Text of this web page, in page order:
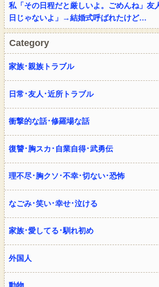
私「その日程だと厳しいよ。ごめんね」友
日じゃないよ」→結婚式呼ばれたけど…
Category
家族･親族トラブル
日常･友人･近所トラブル
衝撃的な話･修羅場な話
復讐･胸スカ･自業自得･武勇伝
理不尽･胸クソ･不幸･切ない･恐怖
なごみ･笑い･幸せ･泣ける
家族･愛してる･馴れ初め
外国人